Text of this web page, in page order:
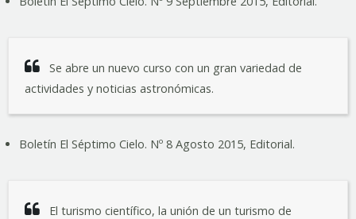
Se abre un nuevo curso con un gran variedad de
actividades y noticias astronómicas.
Boletín El Séptimo Cielo. Nº 8 Agosto 2015, Editorial.
El turismo científico, la unión de un turismo de